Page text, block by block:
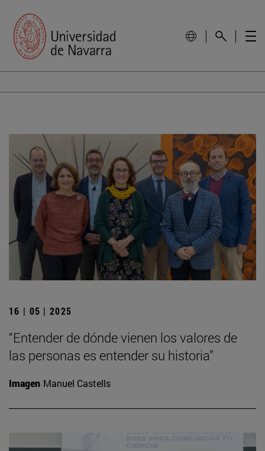
16 | 05 | 2025
“Entender de dónde vienen los valores de
las personas es entender su historia”
Imagen Manuel Castells